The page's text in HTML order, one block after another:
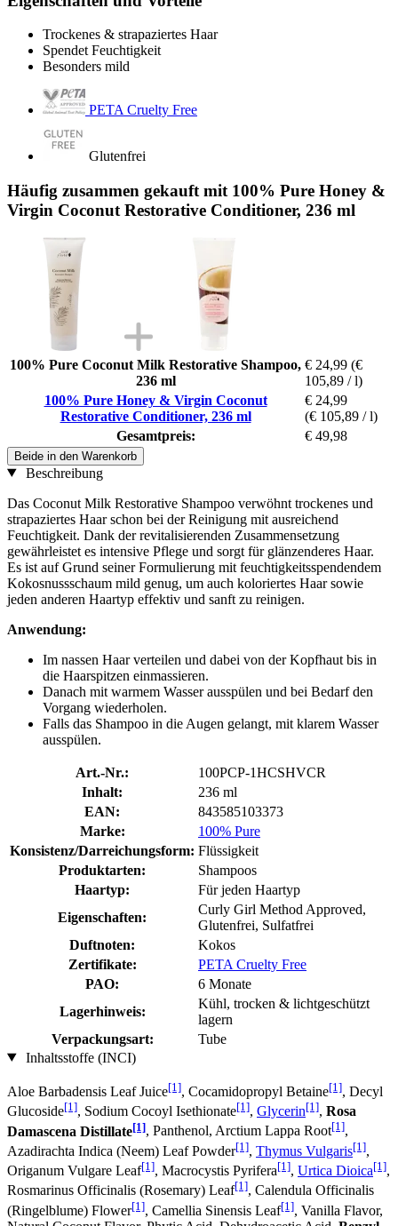
Trockenes & strapaziertes Haar
Spendet Feuchtigkeit
Besonders mild
PETA Cruelty Free
Glutenfrei
Häufig zusammen gekauft mit 100% Pure Honey &
Virgin Coconut Restorative Conditioner, 236 ml
100% Pure Coconut Milk Restorative Shampoo,
236 ml
€ 24,99 (€
105,89 / l)
100% Pure Honey & Virgin Coconut
Restorative Conditioner, 236 ml
€ 24,99
(€ 105,89 / l)
Gesamtpreis:
€ 49,98
Beide in den Warenkorb
Beschreibung
Das Coconut Milk Restorative Shampoo verwöhnt trockenes und
strapaziertes Haar schon bei der Reinigung mit ausreichend
Feuchtigkeit. Dank der revitalisierenden Zusammensetzung
gewährleistet es intensive Pflege und sorgt für glänzenderes Haar.
Es ist auf Grund seiner Formulierung mit feuchtigkeitsspendendem
Kokosnussschaum mild genug, um auch koloriertes Haar sowie
jeden anderen Haartyp effektiv und sanft zu reinigen.
Anwendung:
Im nassen Haar verteilen und dabei von der Kopfhaut bis in
die Haarspitzen einmassieren.
Danach mit warmem Wasser ausspülen und bei Bedarf den
Vorgang wiederholen.
Falls das Shampoo in die Augen gelangt, mit klarem Wasser
ausspülen.
Art.-Nr.:
100PCP-1HCSHVCR
Inhalt:
236 ml
EAN:
843585103373
Marke:
100% Pure
Konsistenz/Darreichungsform: Flüssigkeit
Produktarten:
Shampoos
Haartyp:
Für jeden Haartyp
Eigenschaften:
Curly Girl Method Approved,
Glutenfrei, Sulfatfrei
Duftnoten:
Kokos
Zertifikate:
PETA Cruelty Free
PAO:
6 Monate
Lagerhinweis:
Kühl, trocken & lichtgeschützt
lagern
Verpackungsart:
Tube
Inhaltsstoffe (INCI)
Aloe Barbadensis Leaf Juice[1], Cocamidopropyl Betaine[1], Decyl
Glucoside[1], Sodium Cocoyl Isethionate[1], Glycerin[1], Rosa
Damascena Distillate[1], Panthenol, Arctium Lappa Root[1],
Azadirachta Indica (Neem) Leaf Powder[1], Thymus Vulgaris[1],
Origanum Vulgare Leaf[1], Macrocystis Pyrifera[1], Urtica Dioica[1],
Rosmarinus Officinalis (Rosemary) Leaf[1], Calendula Officinalis
(Ringelblume) Flower[1], Camellia Sinensis Leaf[1], Vanilla Flavor,